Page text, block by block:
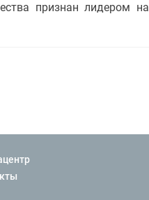
признан лидером на